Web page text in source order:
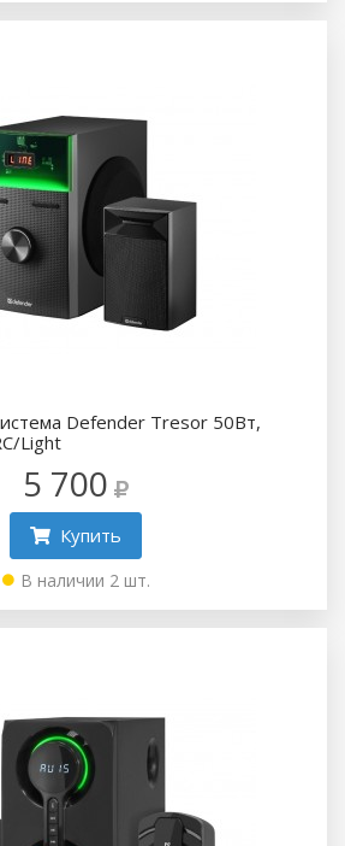
Defender Tresor 50Вт,
Light
5 700
Купить
В наличии 2 шт.